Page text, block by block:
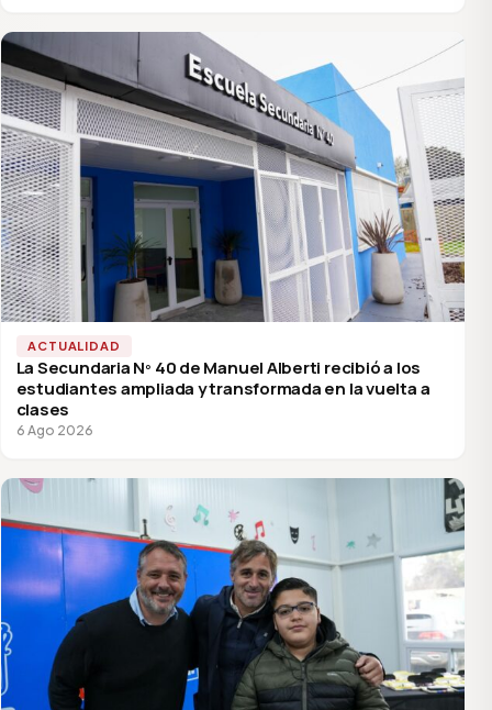
ACTUALIDAD
La Secundaria Nº 40 de Manuel Alberti recibió a los
estudiantes ampliada y transformada en la vuelta a
clases
6 Ago 2026